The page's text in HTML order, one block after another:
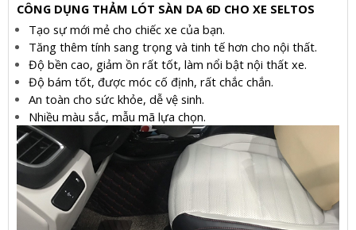
CÔNG DỤNG THẢM LÓT SÀN DA 6D CHO XE SELTOS
Tạo sự mới mẻ cho chiếc xe của bạn.
Tăng thêm tính sang trọng và tinh tế hơn cho nội thất.
Độ bền cao, giảm ồn rất tốt, làm nổi bật nội thất xe.
Độ bám tốt, được móc cố định, rất chắc chắn.
An toàn cho sức khỏe, dễ vệ sinh.
Nhiều màu sắc, mẫu mã lựa chọn.